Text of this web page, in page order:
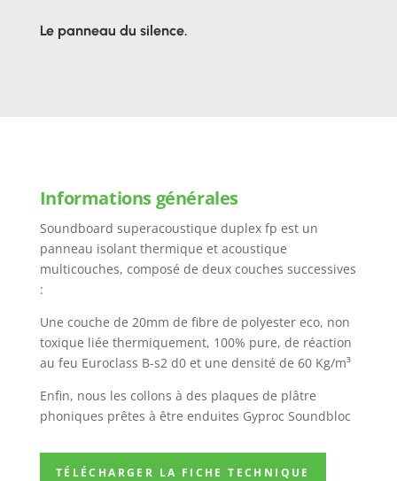
Le panneau du silence.
Informations générales
Soundboard superacoustique duplex fp est un
panneau isolant thermique et acoustique
multicouches, composé de deux couches successives
:
Une couche de 20mm de fibre de polyester eco, non
toxique liée thermiquement, 100% pure, de réaction
au feu Euroclass B-s2 d0 et une densité de 60 Kg/m³
Enfin, nous les collons à des plaques de plâtre
phoniques prêtes à être enduites Gyproc Soundbloc
TÉLÉCHARGER LA FICHE TECHNIQUE